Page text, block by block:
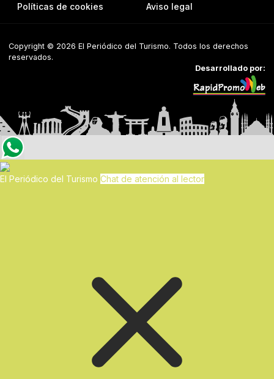
Políticas de cookies
Aviso legal
Copyright © 2026 El Periódico del Turismo. Todos los derechos
reservados.
Desarrollado por:
El Periódico del Turismo Chat de atención al lector